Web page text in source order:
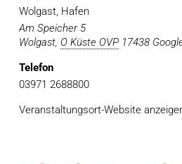
Wolgast, Hafen
Am Speicher 5
Wolgast, O Küste OVP 17438
Telefon
03971 2688800
Veranstaltungsort-Website